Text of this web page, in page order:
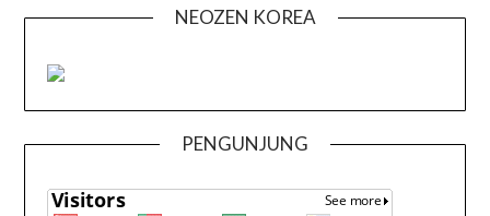
NEOZEN KOREA
PENGUNJUNG